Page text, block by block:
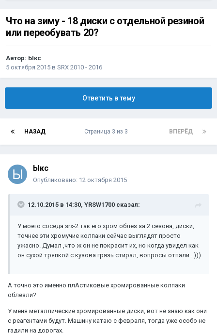
Что на зиму - 18 диски с отдельной резиной
или переобувать 20?
Автор: Ыкс
5 октября 2015 в SRX 2010 - 2016
Ответить в тему
НАЗАД ВПЕРЁД
Страница 3 из 3
Ыкс
Опубликовано: 12 октября 2015
12.10.2015 в 14:30, YRSW1700 сказал:
У моего соседа srx-2 так его хром облез за 2 сезона, диски,
точнее эти хромучие колпаки сейчас выглядят просто
ужасно. Думал ,что ж он не покрасит их, но когда увидел как
он сухой тряпкой с кузова грязь стирал, вопросы отпали...)))
А точно это именно плАстиковые хромированные колпаки
облезли?
У меня металлические хромированные диски, вот не знаю как они
с реагентами будут. Машину катаю с февраля, тогда уже особо не
гадили на дорогах.